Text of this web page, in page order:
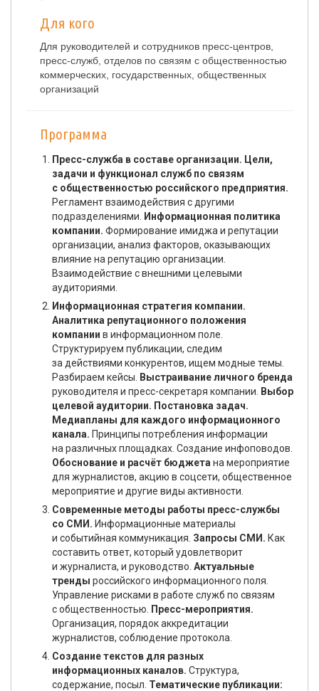
Для кого
Для руководителей и сотрудников пресс-центров,
пресс-служб, отделов по связям с общественностью
коммерческих, государственных, общественных
организаций
Программа
Пресс-служба в составе организации. Цели,
задачи и функционал служб по связям
с общественностью российского предприятия.
Регламент взаимодействия с другими
подразделениями.
Информационная политика
компании. Формирование имиджа и репутации
организации, анализ факторов, оказывающих
влияние на репутацию организации.
Взаимодействие с внешними целевыми
аудиториями.
Информационная стратегия компании.
Аналитика репутационного положения
компании в информационном поле.
Структурируем публикации, следим
за действиями конкурентов, ищем модные темы.
Разбираем кейсы.
Выстраивание личного бренда
руководителя и пресс-секретаря компании.
Выбор
целевой аудитории. Постановка задач.
Медиапланы для каждого информационного
канала. Принципы потребления информации
на различных площадках. Создание инфоповодов.
Обоснование и расчёт бюджета на мероприятие
для журналистов, акцию в соцсети, общественное
мероприятие и другие виды активности.
Современные методы работы пресс-службы
со СМИ. Информационные материалы
и событийная коммуникация. Запросы СМИ. Как
составить ответ, который удовлетворит
и журналиста, и руководство. Актуальные
тренды российского информационного поля.
Управление рисками в работе служб по связям
с общественностью.
Пресс-мероприятия.
Организация, порядок аккредитации
журналистов, соблюдение протокола.
Создание текстов для разных
информационных каналов. Структура,
содержание, посыл. Тематические публикации: